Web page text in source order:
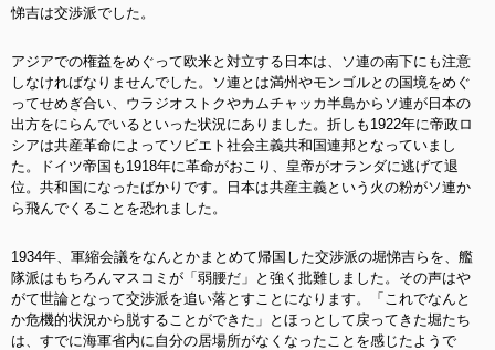
悌吉は交渉派でした。
アジアでの権益をめぐって欧米と対立する日本は、ソ連の南下にも注意
しなければなりませんでした。ソ連とは満州やモンゴルとの国境をめぐ
ってせめぎ合い、ウラジオストクやカムチャッカ半島からソ連が日本の
出方をにらんでいるといった状況にありました。折しも1922年に帝政ロ
シアは共産革命によってソビエト社会主義共和国連邦となっていまし
た。ドイツ帝国も1918年に革命がおこり、皇帝がオランダに逃げて退
位。共和国になったばかりです。日本は共産主義という火の粉がソ連か
ら飛んでくることを恐れました。
1934年、軍縮会議をなんとかまとめて帰国した交渉派の堀悌吉らを、艦
隊派はもちろんマスコミが「弱腰だ」と強く批難しました。その声はや
がて世論となって交渉派を追い落とすことになります。「これでなんと
か危機的状況から脱することができた」とほっとして戻ってきた堀たち
は、すでに海軍省内に自分の居場所がなくなったことを感じたようで